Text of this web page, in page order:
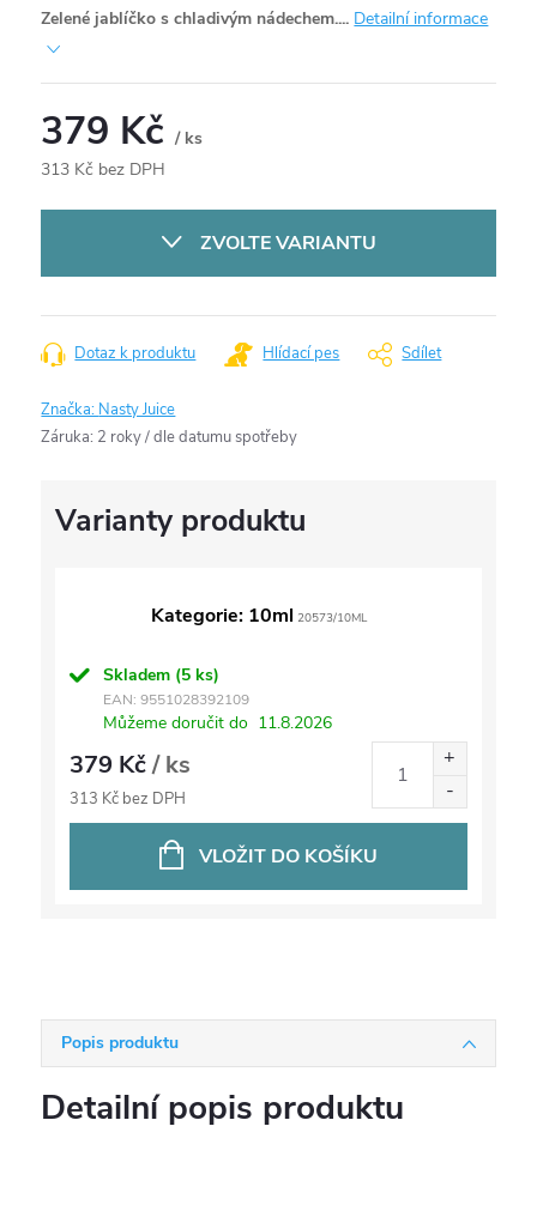
Zelené jablíčko s chladivým nádechem.... Detailní informace
379 Kč/ ks
313 Kč bez DPH
ZVOLTE VARIANTU
Dotaz k produktu Hlídací pes Sdílet
Značka: Nasty Juice
Záruka: 2 roky / dle datumu spotřeby
Kategorie: 10ml 20573/10ML
Skladem (5 ks)
EAN: 9551028392109
Můžeme doručit do 11.8.2026
379 Kč/ ks
313 Kč bez DPH
VLOŽIT DO KOŠÍKU
Popis produktu
Detailní popis produktu